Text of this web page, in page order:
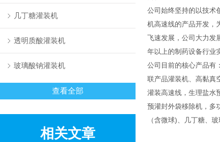
几丁糖灌装机
透明质酸灌装机
玻璃酸钠灌装机
查看全部
相关文章
公司始终坚持的以技术
机高速线的产品开发，
飞速发展，公司大力发
年以上的制药设备行业
公司目前的核心产品有
联产品灌装机、高黏真
灌装高速线，生理盐水
预灌封外袋移除机，多
（含微球)、几丁糖、